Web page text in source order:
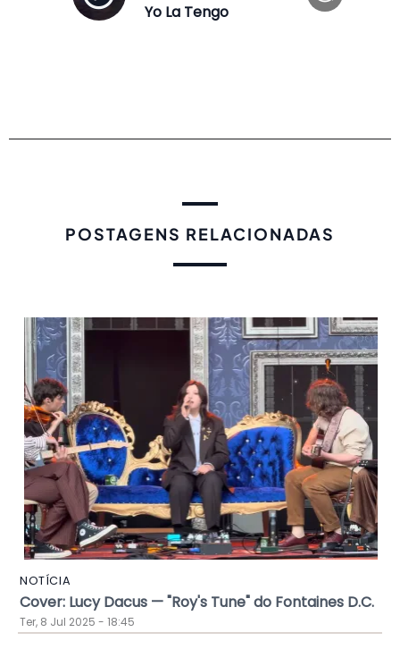
Yo La Tengo
POSTAGENS RELACIONADAS
NOTÍCIA
Cover: Lucy Dacus — "Roy's Tune" do Fontaines D.C.
Ter, 8 Jul 2025 - 18:45